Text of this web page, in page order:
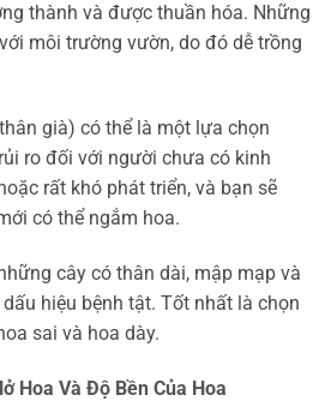
thành và được thuần hóa. Những
môi trường vườn, do đó dễ trồng
già) có thể là một lựa chọn
ro đối với người chưa có kinh
rất khó phát triển, và bạn sẽ
có thể ngắm hoa.
cây có thân dài, mập mạp và
hiệu bệnh tật. Tốt nhất là chọn
sai và hoa dày.
Hoa Và Độ Bền Của Hoa